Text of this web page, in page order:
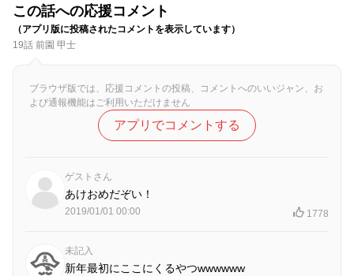
この話への応援コメント
（アプリ版に投稿されたコメントを表示しています）
19話 前園 甲士
ブラウザ版では、応援コメントの投稿、コメントへのいいジャン、お
よび通報機能はご利用いただけません
アプリでコメントする
ゲストさん
あけおめだぞい！
2019/01/01 00:00 1778
未記入
新年最初にここにくるやつwwwwww